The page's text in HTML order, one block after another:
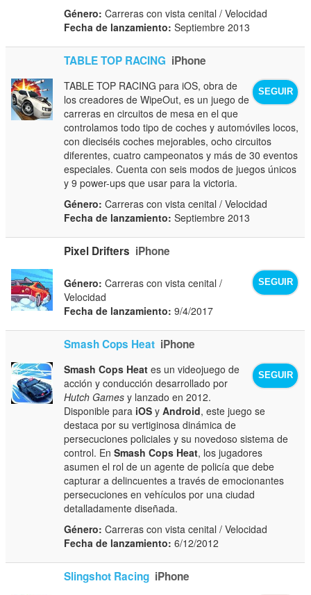
Género: Carreras con vista cenital / Velocidad
Fecha de lanzamiento: Septiembre 2013
TABLE TOP RACING iPhone
SEGUIR
TABLE TOP RACING para iOS, obra de
los creadores de WipeOut, es un juego de
carreras en circuitos de mesa en el que
controlamos todo tipo de coches y automóviles locos,
con dieciséis coches mejorables, ocho circuitos
diferentes, cuatro campeonatos y más de 30 eventos
especiales. Cuenta con seis modos de juegos únicos
y 9 power-ups que usar para la victoria.
Género: Carreras con vista cenital / Velocidad
Fecha de lanzamiento: Septiembre 2013
Pixel Drifters iPhone
SEGUIR
Género: Carreras con vista cenital /
Velocidad
Fecha de lanzamiento: 9/4/2017
Smash Cops Heat iPhone
SEGUIR
Smash Cops Heat es un videojuego de
acción y conducción desarrollado por
Hutch Games y lanzado en 2012.
Disponible para iOS yAndroid, este juego se
destaca por su vertiginosa dinámica de
persecuciones policiales y su novedoso sistema de
control. EnSmash Cops Heat, los jugadores
asumen el rol de un agente de policía que debe
capturar a delincuentes a través de emocionantes
persecuciones en vehículos por una ciudad
detalladamente diseñada.
Género: Carreras con vista cenital / Velocidad
Fecha de lanzamiento: 6/12/2012
Slingshot Racing iPhone